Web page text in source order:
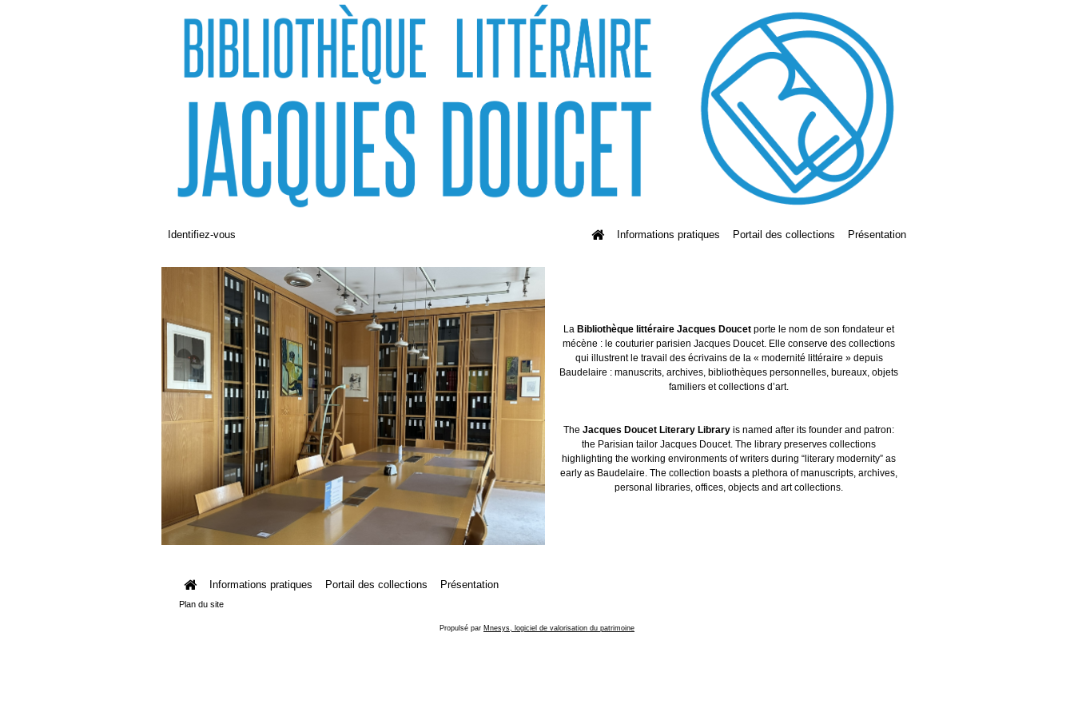
Identifiez-vous Informations pratiques Portail des collections Présentation
La Bibliothèque littéraire Jacques Doucet porte le nom de son fondateur et
mécène : le couturier parisien Jacques Doucet. Elle conserve des collections
qui illustrent le travail des écrivains de la « modernité littéraire » depuis
Baudelaire : manuscrits, archives, bibliothèques personnelles, bureaux, objets
familiers et collections d’art.
The Jacques Doucet Literary Library is named after its founder and patron:
the Parisian tailor Jacques Doucet. The library preserves collections
highlighting the working environments of writers during “literary modernity” as
early as Baudelaire. The collection boasts a plethora of manuscripts, archives,
personal libraries, offices, objects and art collections.
Informations pratiques Portail des collections Présentation
Plan du site
Propulsé par Mnesys, logiciel de valorisation du patrimoine